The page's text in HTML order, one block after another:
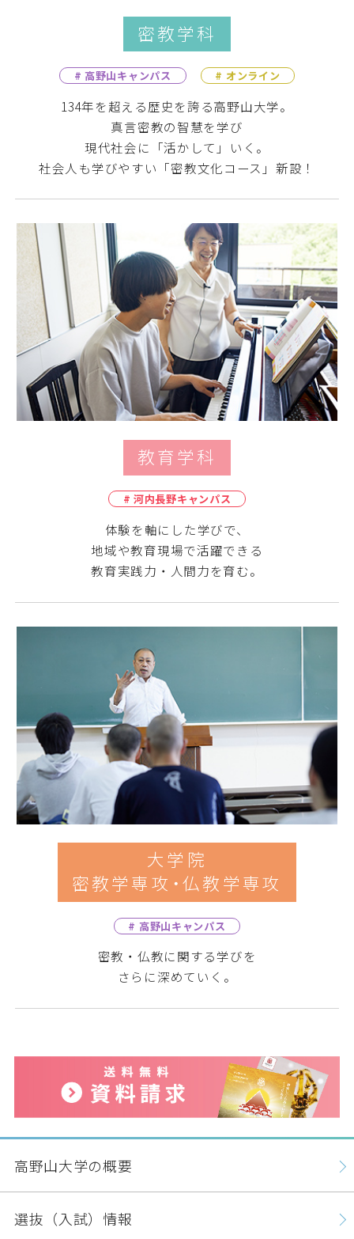
密教学科
# 高野山キャンパス # オンライン
134年を超える歴史を誇る高野山大学。
真言密教の智慧を学び
現代社会に「活かして」いく。
社会人も学びやすい「密教文化コース」新設！
教育学科
# 河内長野キャンパス
体験を軸にした学びで、
地域や教育現場で活躍できる
教育実践力・人間力を育む。
大学院
密教学専攻・仏教学専攻
# 高野山キャンパス
密教・仏教に関する学びを
さらに深めていく。
高野山大学の概要
選抜（入試）情報